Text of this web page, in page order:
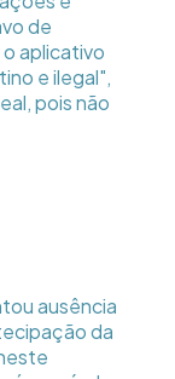
de
aplicativo
e ilegal",
pois não
ausência
da